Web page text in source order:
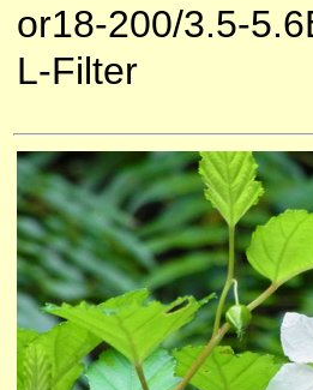
or18-200/3.5-
L-Filter